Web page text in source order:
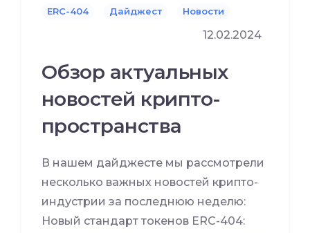
ERC-404 Дайджест Новости
12.02.2024
Обзор актуальных
новостей крипто-
пространства
В нашем дайджесте мы рассмотрели
несколько важных новостей крипто-
индустрии за последнюю неделю:
Новый стандарт токенов ERC-404: